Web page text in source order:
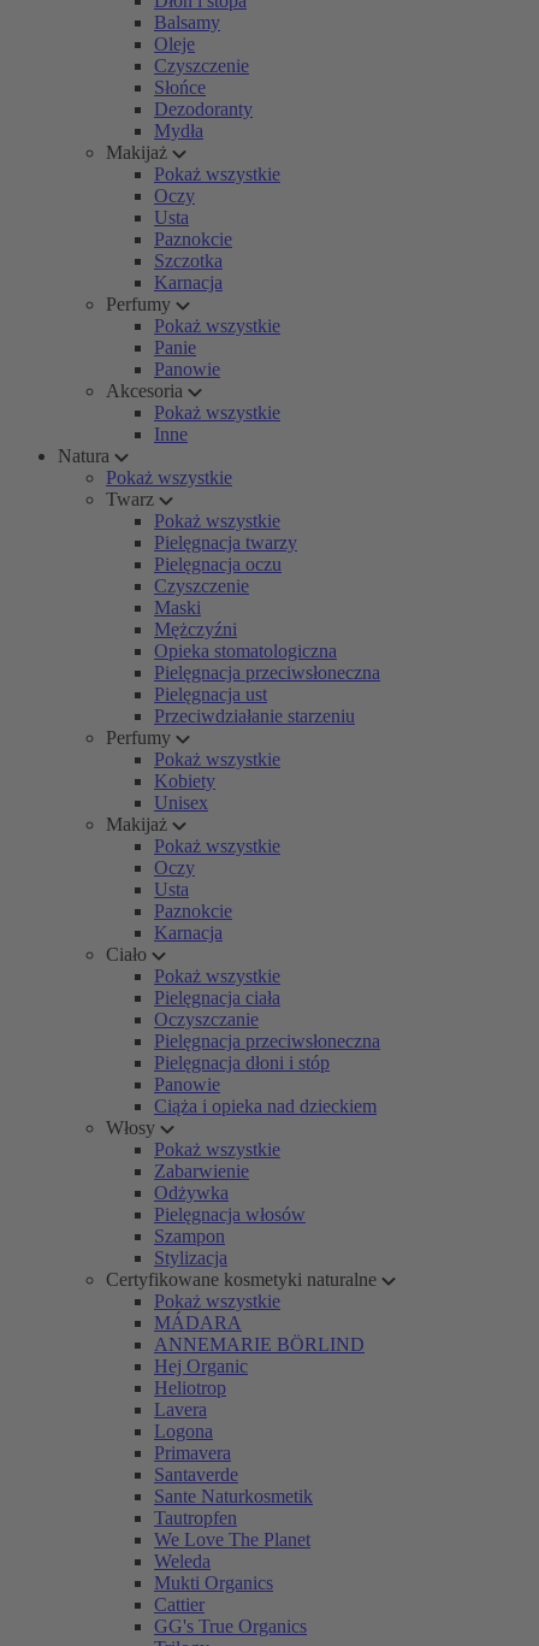
Balsamy
Oleje
Czyszczenie
Słońce
Dezodoranty
Mydła
Makijaż
Pokaż wszystkie
Oczy
Usta
Paznokcie
Szczotka
Karnacja
Perfumy
Pokaż wszystkie
Panie
Panowie
Akcesoria
Pokaż wszystkie
Inne
Natura
Pokaż wszystkie
Twarz
Pokaż wszystkie
Pielęgnacja twarzy
Pielęgnacja oczu
Czyszczenie
Maski
Mężczyźni
Opieka stomatologiczna
Pielęgnacja przeciwsłoneczna
Pielęgnacja ust
Przeciwdziałanie starzeniu
Perfumy
Pokaż wszystkie
Kobiety
Unisex
Makijaż
Pokaż wszystkie
Oczy
Usta
Paznokcie
Karnacja
Ciało
Pokaż wszystkie
Pielęgnacja ciała
Oczyszczanie
Pielęgnacja przeciwsłoneczna
Pielęgnacja dłoni i stóp
Panowie
Ciąża i opieka nad dzieckiem
Włosy
Pokaż wszystkie
Zabarwienie
Odżywka
Pielęgnacja włosów
Szampon
Stylizacja
Certyfikowane kosmetyki naturalne
Pokaż wszystkie
MÁDARA
ANNEMARIE BÖRLIND
Hej Organic
Heliotrop
Lavera
Logona
Primavera
Santaverde
Sante Naturkosmetik
Tautropfen
We Love The Planet
Weleda
Mukti Organics
Cattier
GG's True Organics